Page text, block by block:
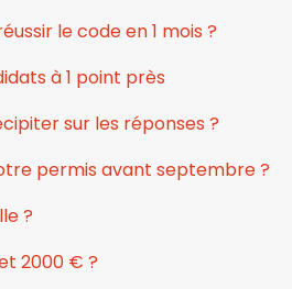
le code en 1 mois ?
à 1 point près
sur les réponses ?
permis avant septembre ?
?
2000 € ?